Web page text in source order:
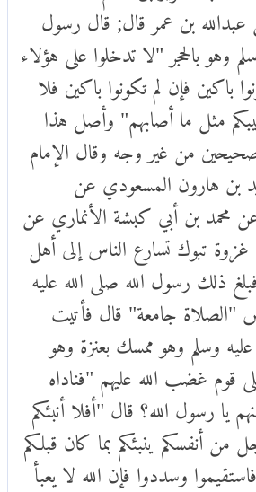
عبدالله بن عمر قال; قال رسول
وهو بالحجر "لا تدخلوا على هؤلاء
باكين فإن لم تكونوا باكين فلا
مثل ما أصابهم" وأصل هذا
من غير وجه وقال الإمام
بن هارون المسعودي عن
محمد بن أبي كبشة الأنماري عن
تبوك تسارع الناس إلى أهل
ذلك رسول الله صلى الله عليه
"الصلاة جامعة" قال فأتيت
وسلم وهو ممسك بعنزة وهو
قوم غضب الله عليهم "فناداه
رسول الله؟ قال "أفلا أنبئكم
أنفسكم ينبئكم بما كان قبلكم
وسددوا فإن الله لا يعبأ